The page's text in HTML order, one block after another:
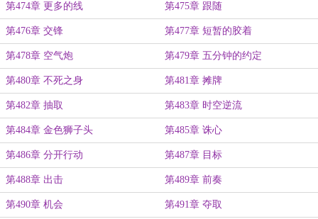
第474章 更多的线 第475章 跟随
第476章 交锋 第477章 短暂的胶着
第478章 空气炮 第479章 五分钟的约定
第480章 不死之身 第481章 摊牌
第482章 抽取 第483章 时空逆流
第484章 金色狮子头 第485章 诛心
第486章 分开行动 第487章 目标
第488章 出击 第489章 前奏
第490章 机会 第491章 夺取